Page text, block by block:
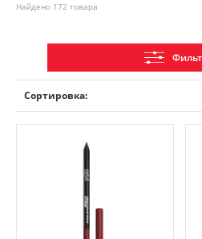
Найдено 172 товара
Сортировка: